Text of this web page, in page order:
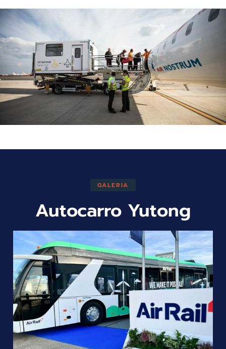
GALERIA
Autocarro Yutong